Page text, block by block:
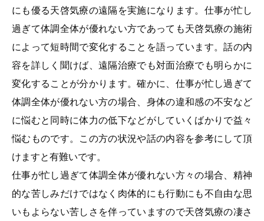
にも優る天啓気療の遠隔を実施になります。 仕事が忙し
過ぎて体調全体が優れない方であっても天啓気療の施術
によって短時間で変化することを語っています。話の内
容を詳しく聞けば、遠隔治療でも対面治療でも明らかに
変化することが分かります。確かに、 仕事が忙し過ぎて
体調全体が優れない方の場合、身体の違和感の不安など
に悩むと同時に体力の低下などがしていくばかりで益々
悩むものです。この方の状況や話の内容を参考にして頂
けますと有難いです。
仕事が忙し過ぎて体調全体が優れない方々の場合、精神
的な苦しみだけではなく肉体的にも行動にも不自由な思
いもよらない苦しさを伴っていますので天啓気療の凄さ